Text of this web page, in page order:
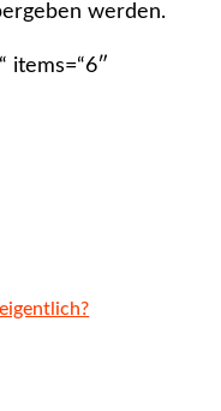
werden.
items=“6″